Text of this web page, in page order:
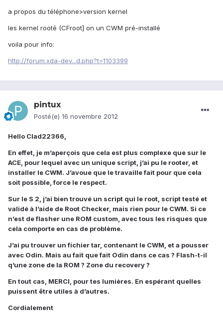
a propos du téléphone>version kernel
les kernel rooté (CFroot] on un CWM pré-installé
voila pour info:
http://forum.xda-dev...d.php?t=1103399
pintux
Posté(e) 16 novembre 2012
Hello Clad22366,
En effet, je m’aperçois que cela est plus complexe que sur le
ACE, pour lequel avec un unique script, j’ai pu le rooter, et
installer le CWM. J’avoue que le travaille fait pour que cela
soit possible, force le respect.
Sur le S 2, j’ai bien trouvé un script qui le root, script testé et
validé à l’aide de Root Checker, mais rien pour le CWM. Si ce
n’est de flasher une ROM custom, avec tous les risques que
cela comporte en cas de problème.
J’ai pu trouver un fichier tar, contenant le CWM, et a pousser
avec Odin. Mais au fait que fait Odin dans ce cas ? Flash-t-il
q’une zone de la ROM ? Zone du recovery ?
En tout cas, MERCI, pour tes lumières. En espérant quelles
puissent être utiles à d’autres.
Cordialement